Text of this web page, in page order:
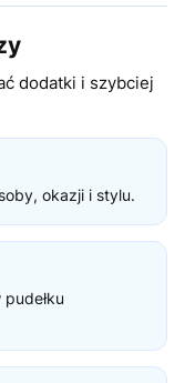
dodatki i szybciej
okazji i stylu.